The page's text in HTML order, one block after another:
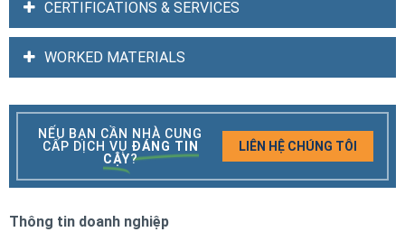
CERTIFICATIONS & SERVICES
WORKED MATERIALS
NẾU BẠN CẦN NHÀ CUNG
CẤP DỊCH VỤ ĐÁNG TIN
CẬY?
LIÊN HỆ CHÚNG TÔI
Thông tin doanh nghiệp